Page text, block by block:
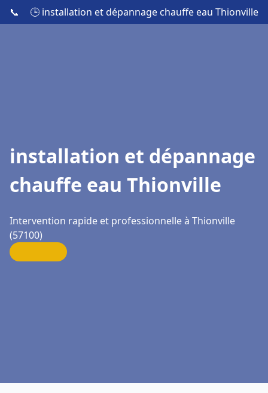
📞 🕒 installation et dépannage chauffe eau Thionville
installation et dépannage
chauffe eau Thionville
Intervention rapide et professionnelle à Thionville
(57100)